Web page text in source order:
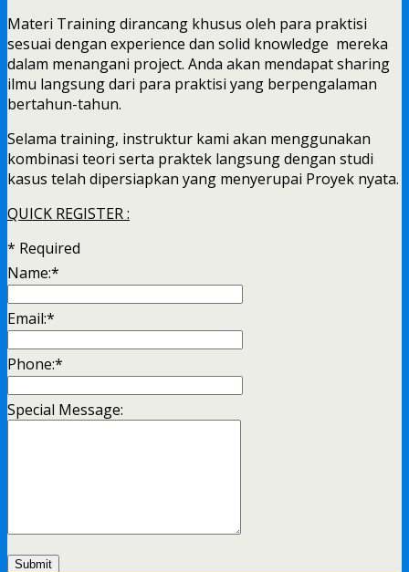
Materi Training dirancang khusus oleh para praktisi
sesuai dengan experience dan solid knowledge mereka
dalam menangani project. Anda akan mendapat sharing
ilmu langsung dari para praktisi yang berpengalaman
bertahun-tahun.
Selama training, instruktur kami akan menggunakan
kombinasi teori serta praktek langsung dengan studi
kasus telah dipersiapkan yang menyerupai Proyek nyata.
QUICK REGISTER :
* Required
Name:*
Email:*
Phone:*
Special Message: